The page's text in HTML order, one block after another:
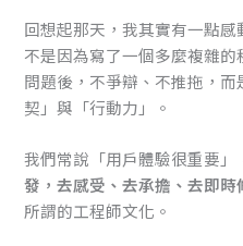
回想起那天，我其實有一點感
不是因為寫了一個多麼複雜
問題後，不爭辯、不推拖，
契」與「行動力」。
我們常說「用戶體驗很重要」
發，去感受、去承擔、去即時
所謂的工程師文化。